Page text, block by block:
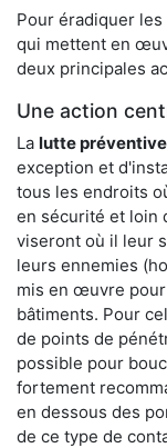
Pour éradiquer
qui mettent en
deux principales
Une action
La lutte préventive
exception et
tous les endroits
en sécurité et loin
viseront où il leur
leurs ennemies
mis en œuvre
bâtiments. Pour
de points de
possible pour
fortement
en dessous des
de ce type de